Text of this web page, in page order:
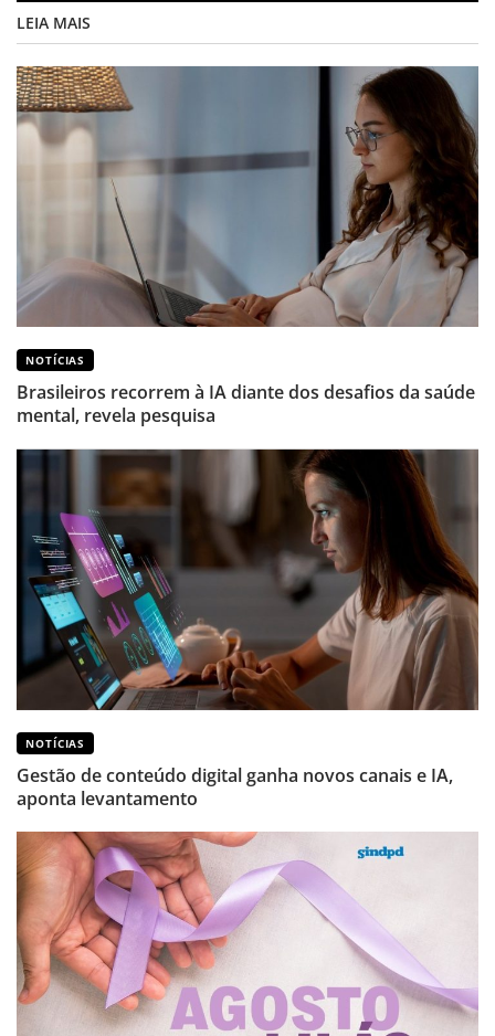
LEIA MAIS
NOTÍCIAS
Brasileiros recorrem à IA diante dos desafios da saúde
mental, revela pesquisa
NOTÍCIAS
Gestão de conteúdo digital ganha novos canais e IA,
aponta levantamento